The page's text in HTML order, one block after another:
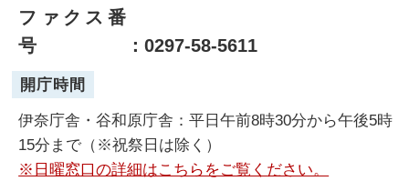
ファクス番
号
：0297-58-5611
開庁時間
伊奈庁舎・谷和原庁舎：平日午前8時30分から午後5時
15分まで（※祝祭日は除く）
※日曜窓口の詳細はこちらをご覧ください。